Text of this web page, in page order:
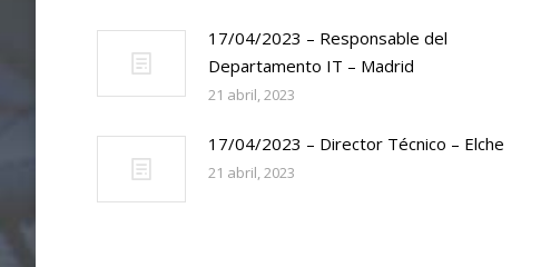
17/04/2023 – Responsable del
Departamento IT – Madrid
21 abril, 2023
17/04/2023 – Director Técnico – Elche
21 abril, 2023